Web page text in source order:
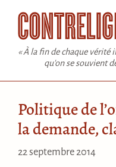
contenu
« À la fin de chaque vérité
qu'on se souvient
Politique de
la demande,
22 septembre 2014